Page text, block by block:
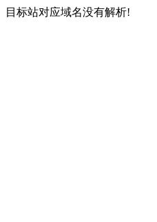
目标站对应域名没有解析!